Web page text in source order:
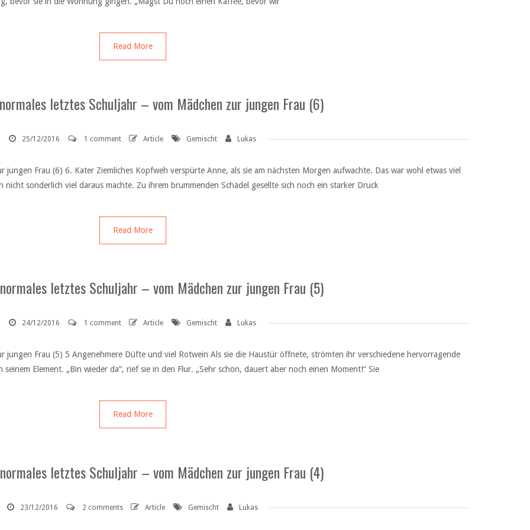
Read More
letztes Schuljahr – vom Mädchen zur jungen Frau (6)
25/12/2016 1 comment Article Gemischt Lukas
Frau (6) 6. Kater Ziemliches Kopfweh verspürte Anne, als sie am nächsten Morgen aufwachte. Das war wohl etwas viel
sonderlich viel daraus machte. Zu ihrem brummenden Schädel gesellte sich noch ein starker Druck
Read More
letztes Schuljahr – vom Mädchen zur jungen Frau (5)
24/12/2016 1 comment Article Gemischt Lukas
jungen Frau (5) 5 Angenehmere Düfte und viel Rotwein Als sie die Haustür öffnete, strömten ihr verschiedene hervorragende
Element. „Bin wieder da“, rief sie in den Flur. „Sehr schön, dauert aber noch einen Moment!“ Sie
Read More
letztes Schuljahr – vom Mädchen zur jungen Frau (4)
23/12/2016 2 comments Article Gemischt Lukas